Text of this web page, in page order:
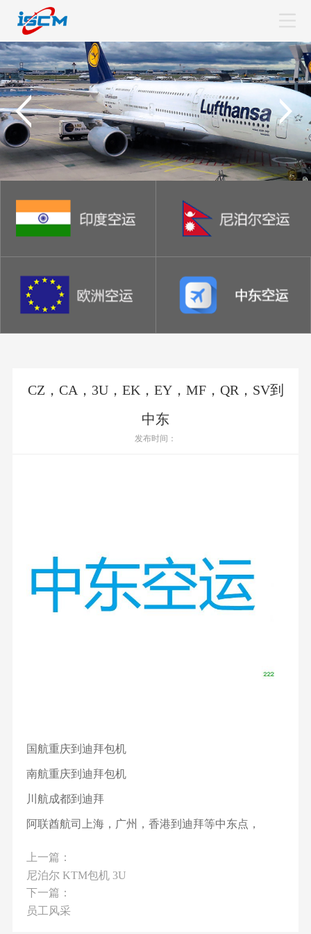
CZ，CA，3U，EK，EY，MF，QR，SV到
中东
发布时间：
国航重庆到迪拜包机
南航重庆到迪拜包机
川航成都到迪拜
阿联酋航司上海，广州，香港到迪拜等中东点，
上一篇：
尼泊尔 KTM包机 3U
下一篇：
员工风采